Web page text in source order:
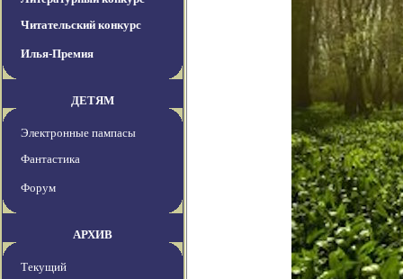
Читательский конкурс
Илья-Премия
ДЕТЯМ
Электронные пампасы
Фантастика
Форум
АРХИВ
Текущий